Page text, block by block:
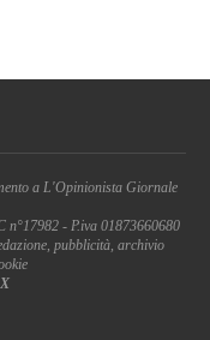
a L'Opinionista Giornale
- P.iva 01873660680
pubblicità, archivio
X